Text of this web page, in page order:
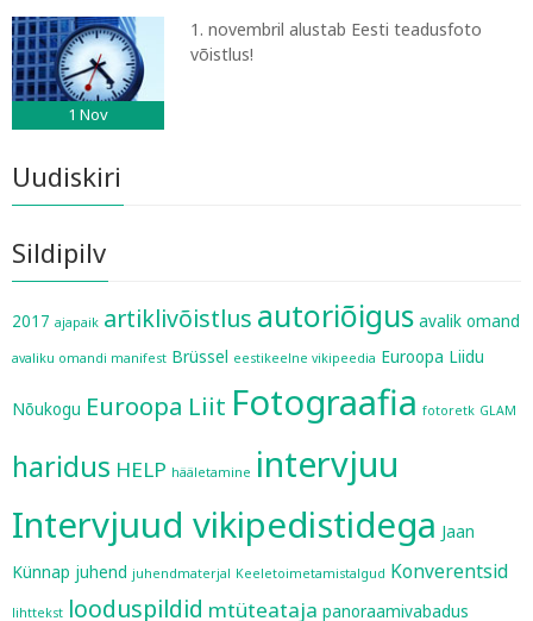
1 Nov
1. novembril alustab Eesti teadusfoto
võistlus!
Uudiskiri
Sildipilv
2017 ajapaik artiklivõistlus autoriõigus avalik omand
avaliku omandi manifest Brüssel eestikeelne vikipeedia Euroopa Liidu
Nõukogu Euroopa Liit Fotograafia fotoretk GLAM
haridus HELP hääletamine intervjuu
Intervjuud vikipedistidega Jaan
Künnap juhend juhendmaterjal Keeletoimetamistalgud Konverentsid
lihttekst looduspildid mtüteataja panoraamivabadus